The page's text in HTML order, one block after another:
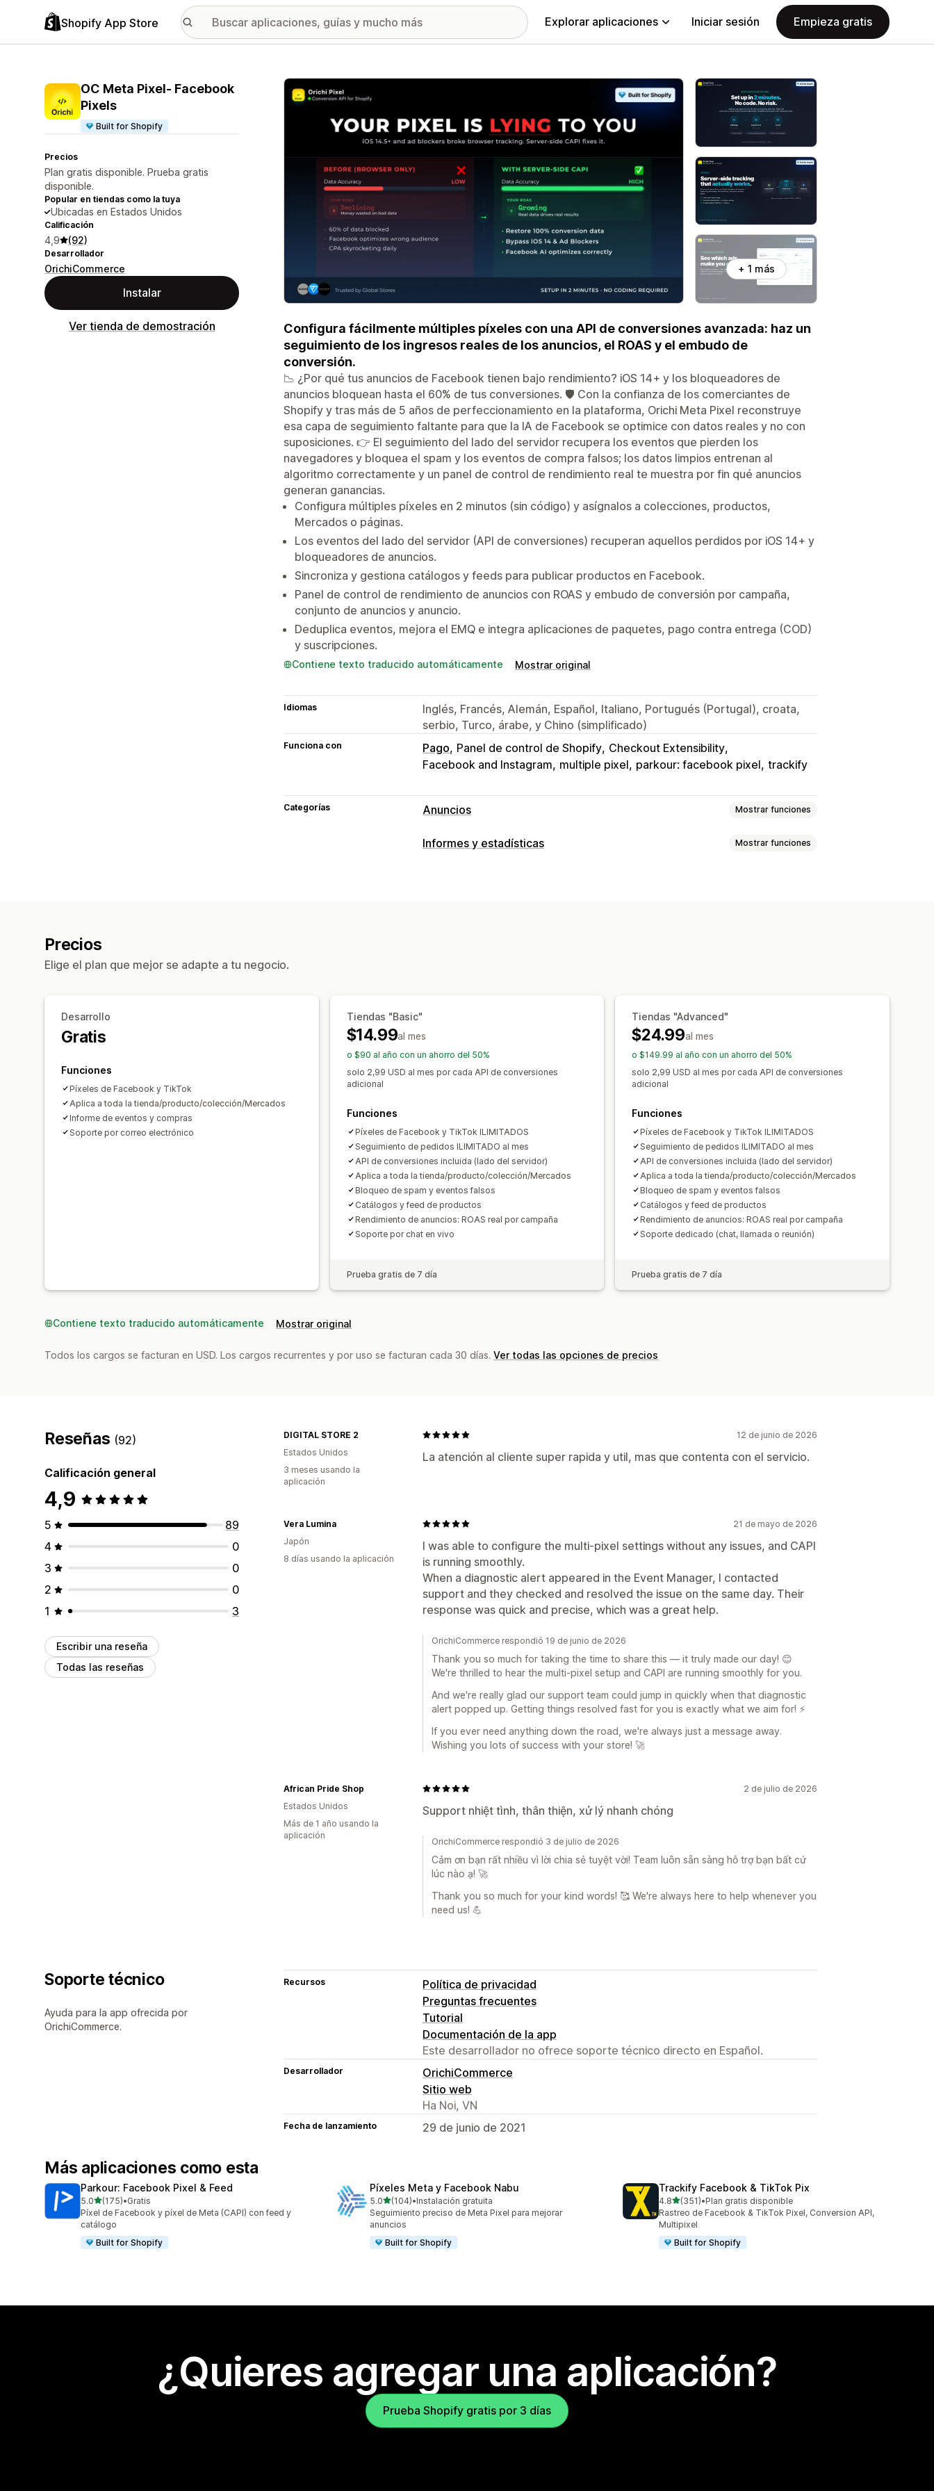
Shopify App Store Explorar aplicaciones Iniciar sesión Empieza gratis
OC Meta Pixel‑ Facebook
Pixels
Built for Shopify
Precios
Plan gratis disponible. Prueba gratis
disponible.
Popular en tiendas como la tuya
Ubicadas en Estados Unidos
Calificación
4,9 (92)
Desarrollador
OrichiCommerce
Instalar
Ver tienda de demostración
Galería de imágenes destacadas
+ 1 más
Configura fácilmente múltiples píxeles con una API de conversiones avanzada: haz un
seguimiento de los ingresos reales de los anuncios, el ROAS y el embudo de
conversión.
📉 ¿Por qué tus anuncios de Facebook tienen bajo rendimiento? iOS 14+ y los bloqueadores de
anuncios bloquean hasta el 60% de tus conversiones. 🛡️ Con la confianza de los comerciantes de
Shopify y tras más de 5 años de perfeccionamiento en la plataforma, Orichi Meta Pixel reconstruye
esa capa de seguimiento faltante para que la IA de Facebook se optimice con datos reales y no con
suposiciones. 👉 El seguimiento del lado del servidor recupera los eventos que pierden los
navegadores y bloquea el spam y los eventos de compra falsos; los datos limpios entrenan al
algoritmo correctamente y un panel de control de rendimiento real te muestra por fin qué anuncios
generan ganancias.
Configura múltiples píxeles en 2 minutos (sin código) y asígnalos a colecciones, productos,
Mercados o páginas.
Los eventos del lado del servidor (API de conversiones) recuperan aquellos perdidos por iOS 14+ y
bloqueadores de anuncios.
Sincroniza y gestiona catálogos y feeds para publicar productos en Facebook.
Panel de control de rendimiento de anuncios con ROAS y embudo de conversión por campaña,
conjunto de anuncios y anuncio.
Deduplica eventos, mejora el EMQ e integra aplicaciones de paquetes, pago contra entrega (COD)
y suscripciones.
Contiene texto traducido automáticamente Mostrar original
Idiomas
Inglés, Francés, Alemán, Español, Italiano, Portugués (Portugal), croata,
serbio, Turco, árabe, y Chino (simplificado)
Funciona con Pago Panel de control de Shopify Checkout Extensibility
Facebook and Instagram multiple pixel parkour: facebook pixel trackify
Categorías Anuncios Mostrar funciones
Segmentación
Informes y estadísticas Mostrar funciones
Panel de control de informes y estadísticas
Informes personalizados
Precios
Elige el plan que mejor se adapte a tu negocio.
Desarrollo
Gratis
Funciones
Píxeles de Facebook y TikTok
Aplica a toda la tienda/producto/colección/Mercados
Informe de eventos y compras
Soporte por correo electrónico
Tiendas "Basic"
$14.99al mes
o $90 al año con un ahorro del 50%
solo 2,99 USD al mes por cada API de conversiones
adicional
Funciones
Píxeles de Facebook y TikTok ILIMITADOS
Seguimiento de pedidos ILIMITADO al mes
API de conversiones incluida (lado del servidor)
Aplica a toda la tienda/producto/colección/Mercados
Bloqueo de spam y eventos falsos
Catálogos y feed de productos
Rendimiento de anuncios: ROAS real por campaña
Soporte por chat en vivo
Prueba gratis de 7 día
Tiendas "Advanced"
$24.99al mes
o $149.99 al año con un ahorro del 50%
solo 2,99 USD al mes por cada API de conversiones
adicional
Funciones
Píxeles de Facebook y TikTok ILIMITADOS
Seguimiento de pedidos ILIMITADO al mes
API de conversiones incluida (lado del servidor)
Aplica a toda la tienda/producto/colección/Mercados
Bloqueo de spam y eventos falsos
Catálogos y feed de productos
Rendimiento de anuncios: ROAS real por campaña
Soporte dedicado (chat, llamada o reunión)
Prueba gratis de 7 día
Contiene texto traducido automáticamente Mostrar original
Todos los cargos se facturan en USD. Los cargos recurrentes y por uso se facturan cada 30 días. Ver todas las opciones de precios
Reseñas (92)
Calificación general
4,9
5
89
4
0
3
0
2
0
1
3
Escribir una reseña
Todas las reseñas
12 de junio de 2026
La atención al cliente super rapida y util, mas que contenta con el servicio.
DIGITAL STORE 2
Estados Unidos
3 meses usando la
aplicación
21 de mayo de 2026
I was able to configure the multi-pixel settings without any issues, and CAPI
is running smoothly.
When a diagnostic alert appeared in the Event Manager, I contacted
support and they checked and resolved the issue on the same day. Their
response was quick and precise, which was a great help.
Vera Lumina
Japón
8 días usando la aplicación
OrichiCommerce respondió 19 de junio de 2026
Thank you so much for taking the time to share this — it truly made our day! 😊
We're thrilled to hear the multi-pixel setup and CAPI are running smoothly for you.
And we're really glad our support team could jump in quickly when that diagnostic
alert popped up. Getting things resolved fast for you is exactly what we aim for! ⚡
If you ever need anything down the road, we're always just a message away.
Wishing you lots of success with your store! 🚀
2 de julio de 2026
Support nhiệt tình, thân thiện, xử lý nhanh chóng
African Pride Shop
Estados Unidos
Más de 1 año usando la
aplicación
OrichiCommerce respondió 3 de julio de 2026
Cảm ơn bạn rất nhiều vì lời chia sẻ tuyệt vời! Team luôn sẵn sàng hỗ trợ bạn bất cứ
lúc nào ạ! 🚀
Thank you so much for your kind words! 🥰 We're always here to help whenever you
need us! 💪
Soporte técnico
Ayuda para la app ofrecida por
OrichiCommerce.
Recursos
Política de privacidad
Preguntas frecuentes
Tutorial
Documentación de la app
Este desarrollador no ofrece soporte técnico directo en Español.
Desarrollador
OrichiCommerce
Sitio web
Ha Noi, VN
Fecha de lanzamiento 29 de junio de 2021
Más aplicaciones como esta
Parkour: Facebook Pixel & Feed
5.0de 5 estrellas
(175)
175 reseñas en total
•Gratis
Píxel de Facebook y píxel de Meta (CAPI) con feed y
catálogo
Built for Shopify
Píxeles Meta y Facebook Nabu
5.0de 5 estrellas
(104)
104 reseñas en total
•Instalación gratuita
Seguimiento preciso de Meta Pixel para mejorar
anuncios
Built for Shopify
Trackify Facebook & TikTok Pix
4.8de 5 estrellas
(351)
351 reseñas en total
•Plan gratis disponible
Rastreo de Facebook & TikTok Pixel, Conversion API,
Multipixel
Built for Shopify
¿Quieres agregar una aplicación?
Prueba Shopify gratis por 3 días